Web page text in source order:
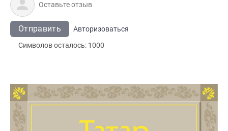
Отправить
Авторизоваться
Символов осталось: 1000